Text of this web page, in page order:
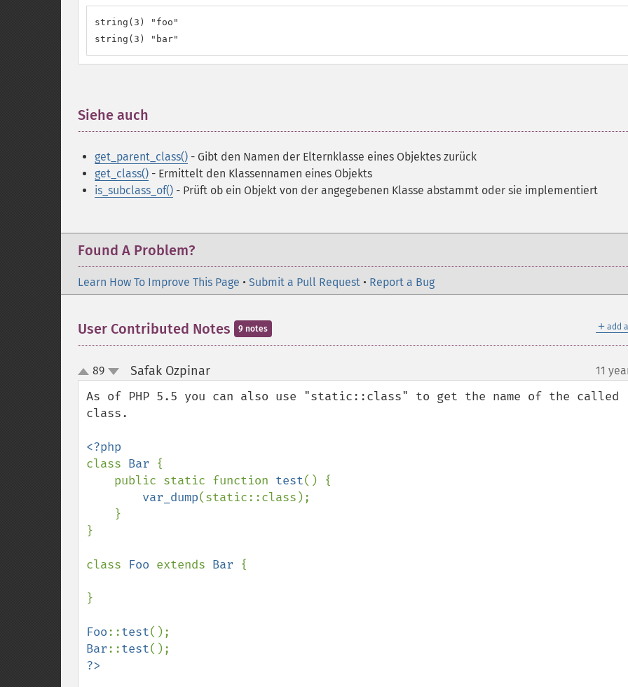
string(3) "foo"
string(3) "bar"
Siehe auch
get_parent_class() - Gibt den Namen der Elternklasse eines Objektes zurück
get_class() - Ermittelt den Klassennamen eines Objekts
is_subclass_of() - Prüft ob ein Objekt von der angegebenen Klasse abstammt oder sie implementiert
Found A Problem?
Learn How To Improve This Page • Submit a Pull Request • Report a Bug
＋ add
User Contributed Notes 9 notes
up
down
89 Safak Ozpinar¶ 11
As of PHP 5.5 you can also use "static::class" to get the name of the called
class.
class Bar {
    public static function
test() {
var_dump(static::class);
}
class Foo extends Bar {
}
Foo::test
Bar::test